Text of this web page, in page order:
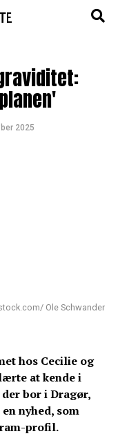
2025
Ole Schwander
hos Cecilie og
at kende i
bor i Dragør,
nyhed, som
profil.